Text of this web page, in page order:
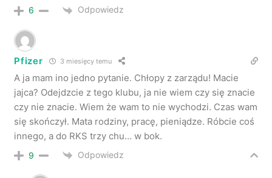
6 Odpowiedz
Pfizer 3 miesięcy temu
A ja mam ino jedno pytanie. Chłopy z zarządu! Macie
jajca? Odejdzcie z tego klubu, ja nie wiem czy się znacie
czy nie znacie. Wiem że wam to nie wychodzi. Czas wam
się skończył. Mata rodziny, pracę, pieniądze. Róbcie coś
innego, a do RKS trzy chu… w bok.
9 Odpowiedz